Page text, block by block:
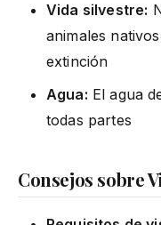
Vida silvestre:
animales
extinción
Agua: El agua
todas partes
Consejos sobre